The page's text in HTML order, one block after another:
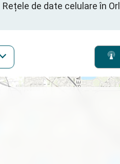
Rețele de date celulare în